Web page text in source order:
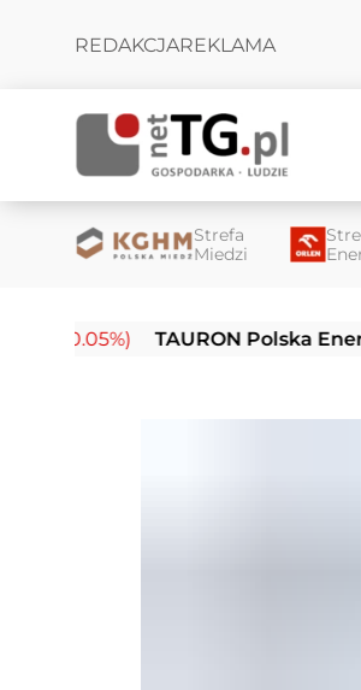
REDAKCJAREKLAMA
Strefa
Miedzi
TAURON Polska Energia S.A.